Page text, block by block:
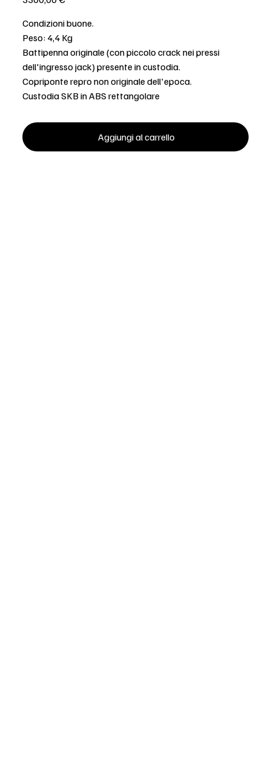
Condizioni buone.
Peso: 4,4 Kg
Battipenna originale (con piccolo crack nei pressi
dell'ingresso jack) presente in custodia.
Copriponte repro non originale dell'epoca.
Custodia SKB in ABS rettangolare
Aggiungi al carrello